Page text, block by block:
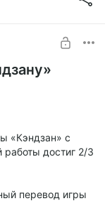
«Кэндзан» с
работы достиг 2/3
перевод игры